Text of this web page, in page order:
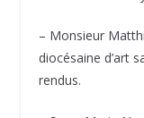
– Monsieur
diocésaine d’art
rendus.